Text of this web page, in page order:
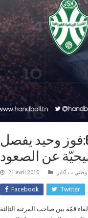
البطولة الثانية-مرحلة الصعود-الجولة 6:فوز وحيد يفصل
21 avril 2016 ب أكابر
Facebook Twitter
قمّة بين صاحب المرتبة الثالثة